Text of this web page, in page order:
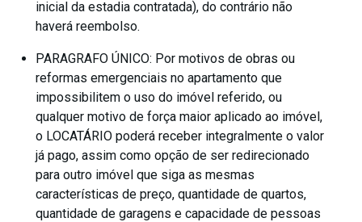
inicial da estadia contratada), do contrário não
haverá reembolso.
PARAGRAFO ÚNICO: Por motivos de obras ou
reformas emergenciais no apartamento que
impossibilitem o uso do imóvel referido, ou
qualquer motivo de força maior aplicado ao imóvel,
o LOCATÁRIO poderá receber integralmente o valor
já pago, assim como opção de ser redirecionado
para outro imóvel que siga as mesmas
características de preço, quantidade de quartos,
quantidade de garagens e capacidade de pessoas